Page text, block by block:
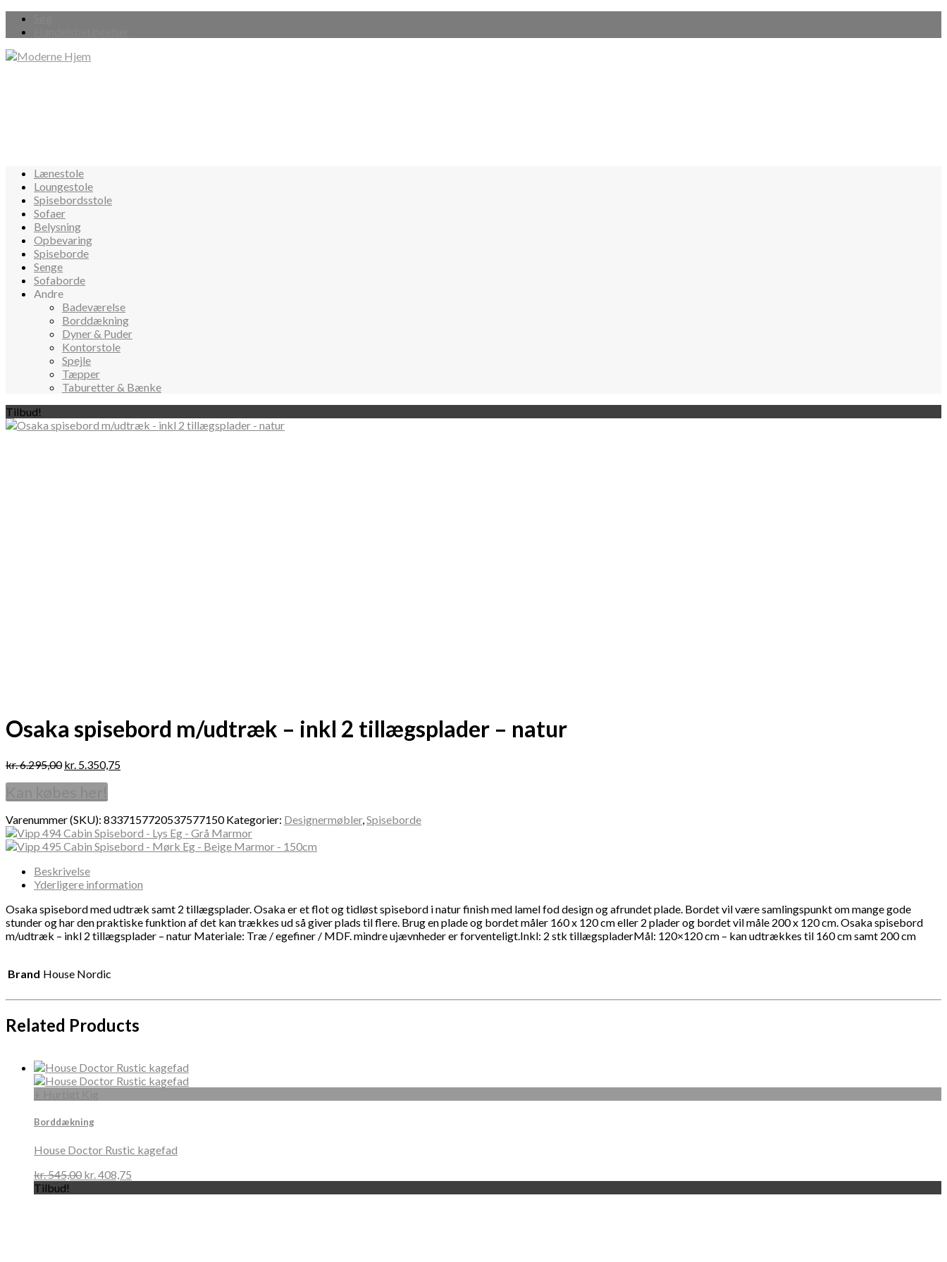
Lænestole
Loungestole
Spisebordsstole
Sofaer
Belysning
Opbevaring
Spiseborde
Senge
Sofaborde
Andre
Badeværelse
Borddækning
Dyner & Puder
Kontorstole
Spejle
Tæpper
Taburetter & Bænke
Tilbud!
Osaka spisebord m/udtræk – inkl 2 tillægsplader – natur
kr.6.295,00 kr. 5.350,75
Varenummer (SKU): 8337157720537577150 Kategorier: Designermøbler,Spiseborde
Beskrivelse
Yderligere information
Osaka spisebord med udtræk samt 2 tillægsplader. Osaka er et flot og tidløst spisebord i natur finish med lamel fod design og afrundet plade. Bordet vil være samlingspunkt om mange gode
stunder og har den praktiske funktion af det kan trækkes ud så giver plads til flere. Brug en plade og bordet måler 160 x 120 cm eller 2 plader og bordet vil måle 200 x 120 cm. Osaka spisebord
m/udtræk – inkl 2 tillægsplader – natur Materiale: Træ / egefiner / MDF. mindre ujævnheder er forventeligt.Inkl: 2 stk tillægspladerMål: 120×120 cm – kan udtrækkes til 160 cm samt 200 cm
Brand House Nordic
Related Products
Borddækning
House Doctor Rustic kagefad
kr.545,00 kr.408,75
Tilbud!